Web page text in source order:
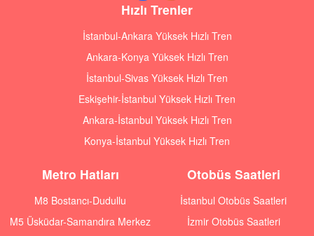
Hızlı Trenler
İstanbul-Ankara Yüksek Hızlı Tren
Ankara-Konya Yüksek Hızlı Tren
İstanbul-Sivas Yüksek Hızlı Tren
Eskişehir-İstanbul Yüksek Hızlı Tren
Ankara-İstanbul Yüksek Hızlı Tren
Konya-İstanbul Yüksek Hızlı Tren
Metro Hatları
M8 Bostancı-Dudullu
M5 Üsküdar-Samandıra Merkez
Otobüs Saatleri
İstanbul Otobüs Saatleri
İzmir Otobüs Saatleri